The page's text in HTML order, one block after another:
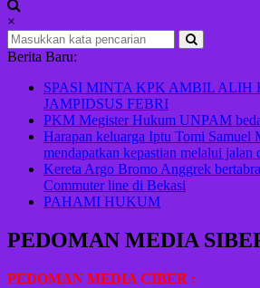
×
Berita Baru:
SPASI MINTA KPK AMBIL ALIH
JAMPIDSUS FEBRI
PKM Megister Hukum UNPAM
Harapan keluarga Iptu Tomi Samuel
mendapatkan kepastian melalui jalan
Kereta Argo Bromo Anggrek
Commuter line di Bekasi
PAHAMI HUKUM
PEDOMAN MEDIA
PEDOMAN MEDIA CIBER :